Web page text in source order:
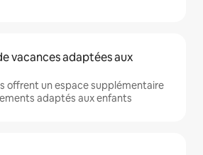
vacances adaptées aux
offrent un espace supplémentaire
adaptés aux enfants